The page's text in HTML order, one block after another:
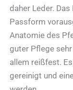
daher Leder.
Passform
Anatomie des
guter Pflege
allem reißfest.
gereinigt und